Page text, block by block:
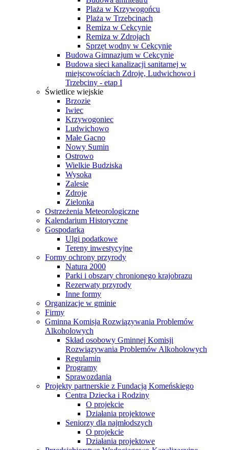
Plaża w Krzywogońcu
Plaża w Trzebcinach
Remiza w Cekcynie
Remiza w Zdrojach
Sprzęt wodny w Cekcynie
Budowa Gimnazjum w Cekcynie
Budowa sieci kanalizacji sanitarnej w
miejscowościach Zdroje, Ludwichowo i
Trzebciny - etap I
Świetlice wiejskie
Brzozie
Iwiec
Krzywogoniec
Ludwichowo
Małe Gacno
Nowy Sumin
Ostrowo
Wielkie Budziska
Wysoka
Zalesie
Zdroje
Zielonka
Ostrzeżenia Meteorologiczne
Kalendarium Historyczne
Gospodarka
Ulgi podatkowe
Tereny inwestycyjne
Formy ochrony przyrody
Natura 2000
Parki i obszary chronionego krajobrazu
Rezerwaty przyrody
Inne formy
Organizacje w gminie
Firmy
Gminna Komisja Rozwiązywania Problemów
Alkoholowych
Skład osobowy Gminnej Komisji
Rozwiązywania Problemów Alkoholowych
Regulamin
Programy
Sprawozdania
Projekty partnerskie z Fundacją Komeńskiego
Centra Dziecka i Rodziny
O projekcie
Działania projektowe
Seniorzy dla najmłodszych
O projekcie
Działania projektowe